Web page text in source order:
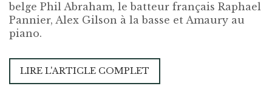
belge Phil Abraham, le batteur français Raphael
Pannier, Alex Gilson à la basse et Amaury au
piano.
LIRE L'ARTICLE COMPLET